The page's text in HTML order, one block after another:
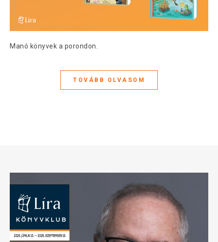
Manó könyvek a porondon.
TOVÁBB OLVASOM